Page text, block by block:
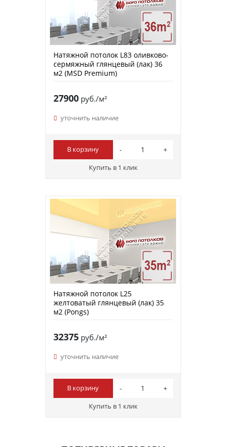
Натяжной потолок L83 оливково-
сермяжный глянцевый (лак) 36
м2 (MSD Premium)
27900руб./м²
уточнить наличие
В корзину
Купить в 1 клик
Натяжной потолок L25
желтоватый глянцевый (лак) 35
м2 (Pongs)
32375руб./м²
уточнить наличие
В корзину
Купить в 1 клик